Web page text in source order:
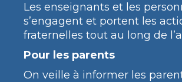
Les enseignants et les
s’engagent et portent les
fraternelles tout au long de
Pour les parents
On veille à informer les